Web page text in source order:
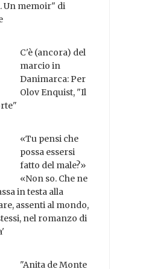
Un memoir" di
C'è (ancora) del
marcio in
Danimarca: Per
Olov Enquist, "Il
«Tu pensi che
possa essersi
fatto del male?»
«Non so. Che ne
in testa alla
assenti al mondo,
nel romanzo di
"Anita de Monte